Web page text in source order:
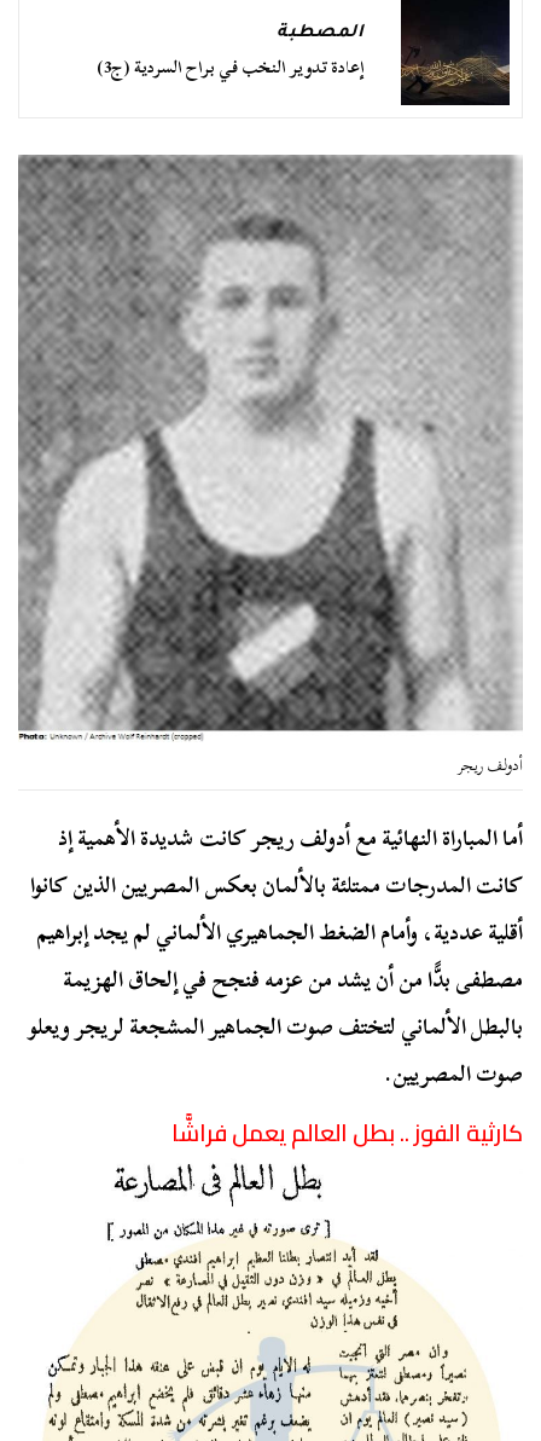
المصطبة
إعادة تدوير النخب في براح السردية (ج3)
أدولف ريجر
أما المباراة النهائية مع أدولف ريجر كانت شديدة الأهمية إذ
كانت المدرجات ممتلئة بالألمان بعكس المصريين الذين كانوا
أقلية عددية، وأمام الضغط الجماهيري الألماني لم يجد إبراهيم
مصطفى بدًّا من أن يشد من عزمه فنجح في إلحاق الهزيمة
بالبطل الألماني لتختف صوت الجماهير المشجعة لريجر ويعلو
صوت المصريين.
كارثية الفوز .. بطل العالم يعمل فراشًّا